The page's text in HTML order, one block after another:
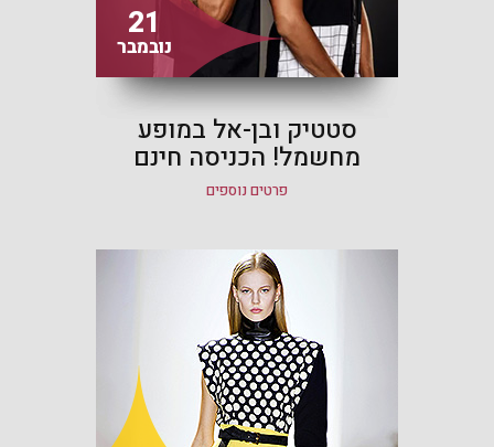
21
נובמבר
סטטיק ובן-אל במופע
מחשמל! הכניסה חינם
פרטים נוספים